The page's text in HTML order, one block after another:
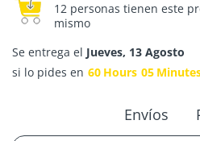
12 personas tienen este
mismo
Se entrega el Jueves, 13 Agosto
si lo pides en 60 Hours 05
Envíos